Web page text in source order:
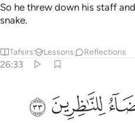
So he threw down his staff
snake.
Tafsirs Lessons Reflections
26:33
ﲰﲱ